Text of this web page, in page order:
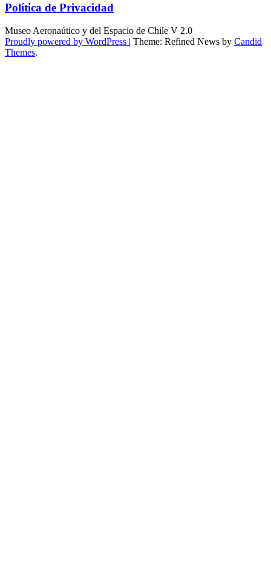
Política de Privacidad
Museo Aeronaútico y del Espacio de Chile V 2.0
Proudly powered by WordPress | Theme: Refined News by Candid
Themes.